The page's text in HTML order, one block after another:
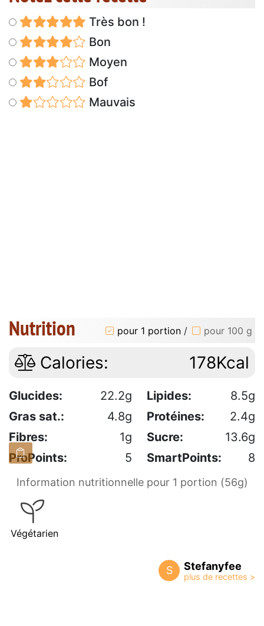
Très bon !
Bon
Moyen
Bof
Mauvais
Nutrition pour 1 portion / pour 100 g
Calories: 178Kcal
Glucides: 22.2g Lipides:
8.5g
Gras sat.:
4.8g Protéines:
2.4g
Fibres:
1g Sucre:
13.6g
ProPoints:
5 SmartPoints: 8
Information nutritionnelle pour 1 portion (56g)
Végétarien
S Stefanyfee